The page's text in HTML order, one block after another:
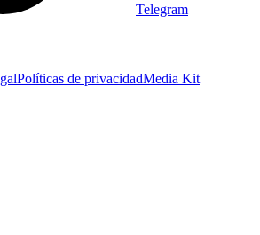
Telegram
Políticas de privacidadMedia Kit